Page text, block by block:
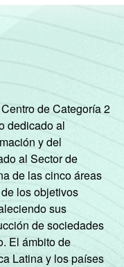
de Categoría 2
dedicado al
y del
al Sector de
de las cinco áreas
los objetivos
sus
de sociedades
El ámbito de
Latina y los países